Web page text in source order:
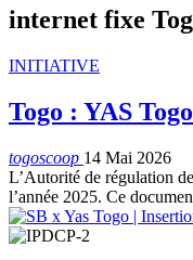
internet fixe
INITIATIVE
Togo : YAS
togoscoop 14 Mai 2026
L’Autorité de régulation
l’année 2025. Ce